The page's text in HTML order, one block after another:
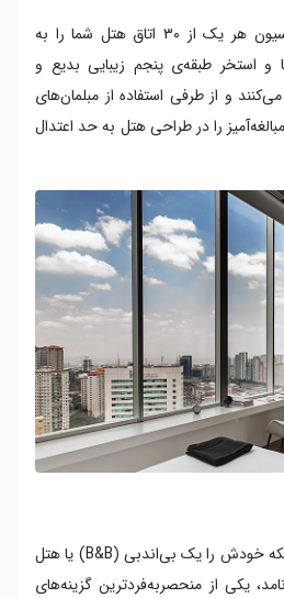
جذابیت تمام و کمال دکوراسیون هر یک از ۳۰ اتاق هتل شما را به
استخر طبقه‌ی پنجم زیبایی بدیع و
و از طرفی استفاده از مبلمان‌های
را در طراحی هتل به حد اعتدال
هتل چایا (Chaya) به‌رغم اینکه خودش را یک بی‌اند‌بی (B&B) یا هتل
یکی از منحصربه‌فردترین گزینه‌های